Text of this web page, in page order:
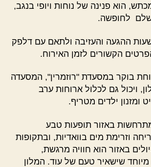
הוא פנינה של נוחות ויופי בנגב,
לחופשה.
ההגעה והעזיבה ולתאם עם דלפק
הקשורים לזמן האירוח.
בוקר במסעדת "רוזמרין", המסעדה
ויכול גם לכלול ארוחות ערב
ומזנון ילדים מטריף.
באזור תופעות טבע
וזרימת מים בוואדיות, ובתקופות
באזור הוא חוויה מרגשת,
מיוחד שישאיר טעם של עוד. המלון